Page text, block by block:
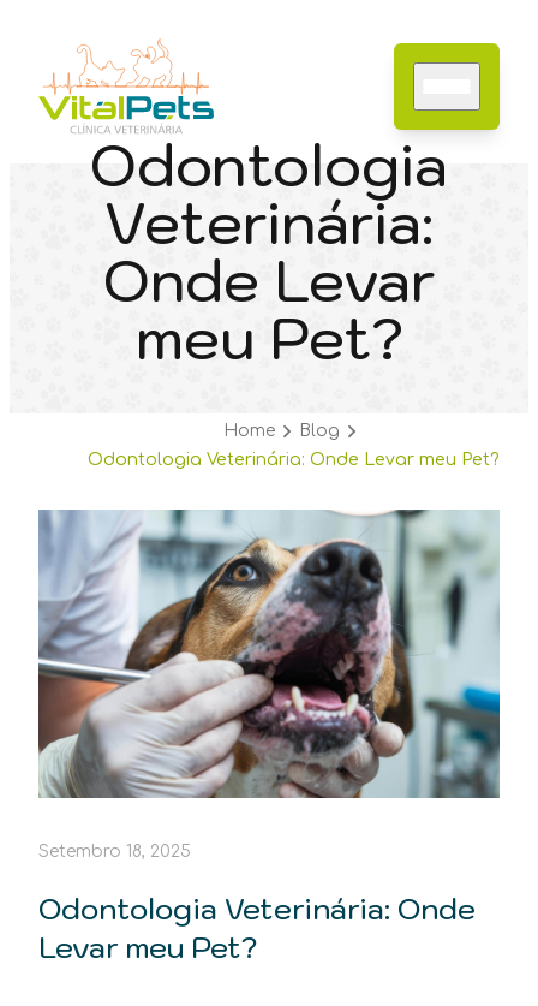
Home
Sobre nós
Especialidades
Serviços
Contato
Odontologia
Veterinária:
Onde Levar
meu Pet?
Home
Blog
Odontologia Veterinária: Onde Levar meu Pet?
Setembro 18, 2025
Odontologia Veterinária: Onde
Levar meu Pet?